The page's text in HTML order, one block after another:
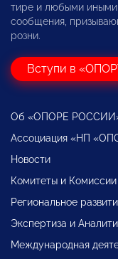
тире и любыми
сообщения,
розни.
Вступи в
Об «ОПОРЕ
Ассоциация «НП
Новости
Комитеты и Комиссии
Региональное
Экспертиза и
Международная